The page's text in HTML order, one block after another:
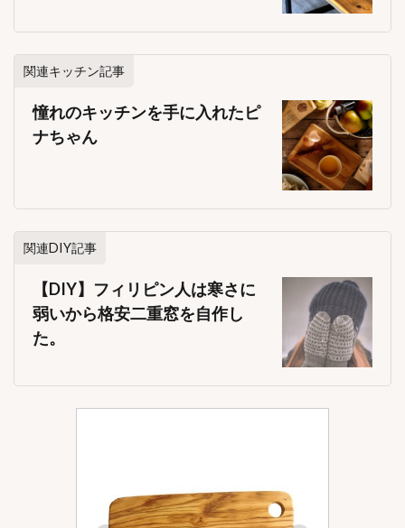
関連キッチン記事
憧れのキッチンを手に入れたピ
ナちゃん
関連DIY記事
【DIY】フィリピン人は寒さに
弱いから格安二重窓を自作し
た。